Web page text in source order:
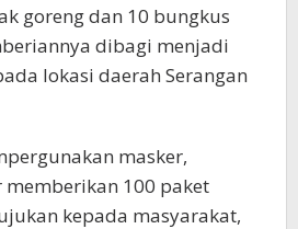
goreng dan 10 bungkus
dibagi menjadi
lokasi daerah Serangan
masker,
memberikan 100 paket
kepada masyarakat,